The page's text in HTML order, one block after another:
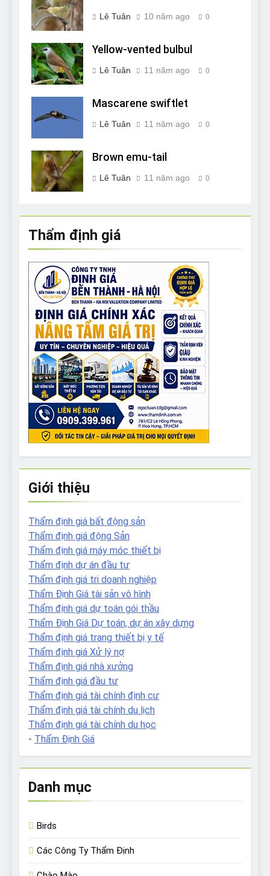
Lê Tuân 10 năm ago 0
Yellow-vented bulbul
Lê Tuân 11 năm ago 0
Mascarene swiftlet
Lê Tuân 11 năm ago 0
Brown emu-tail
Lê Tuân 11 năm ago 0
Thẩm định giá
Giới thiệu
Thẩm định giá bất động sản
Thẩm định giá động Sản
Thẩm định giá máy móc thiết bị
Thẩm định dự án đầu tư
Thẩm định giá tri doanh nghiệp
Thẩm Định Giá tài sản vô hình
Thẩm định giá dự toán gói thầu
Thẩm Định Giá Dự toán, dự án xây dựng
Thẩm định giá trang thiết bị y tế
Thẩm định giá Xử lý nợ
Thẩm định giá nhà xưởng
Thẩm định giá đầu tư
Thẩm định giá tài chính định cư
Thẩm định giá tài chính du lịch
Thẩm định giá tài chính du học
- Thẩm Định Giá
Danh mục
Birds
Các Công Ty Thẩm Định